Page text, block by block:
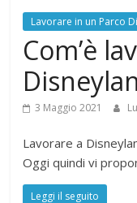
Lavorare in un Parco
Com’è
3 Maggio 2021
Lavorare a
Oggi quindi vi
Leggi il seguito